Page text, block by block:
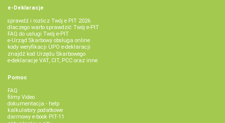
e-Deklaracje
sprawdź i rozlicz Twój e PIT 2026
dlaczego warto sprawdzić Twój e-PIT
FAQ do usługi Twój e-PIT
e-Urząd Skarbowy obsługa online
kody weryfikacji UPO e-deklaracji
znajdź kod Urzędu Skarbowego
e-deklaracje VAT, CIT, PCC oraz inne
Pomoc
FAQ
filmy Video
dokumentacja - help
kalkulatory podatkowe
darmowy e-book PIT-11